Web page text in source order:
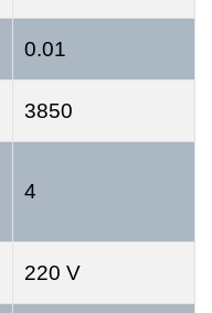
0.01
3850
4
220 V